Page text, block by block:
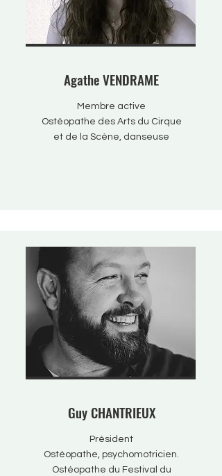
Agathe VENDRAME
Membre active
Ostéopathe des Arts du Cirque
et de la Scène, danseuse
Guy CHANTRIEUX
Président
Ostéopathe, psychomotricien.
Ostéopathe du Festival du